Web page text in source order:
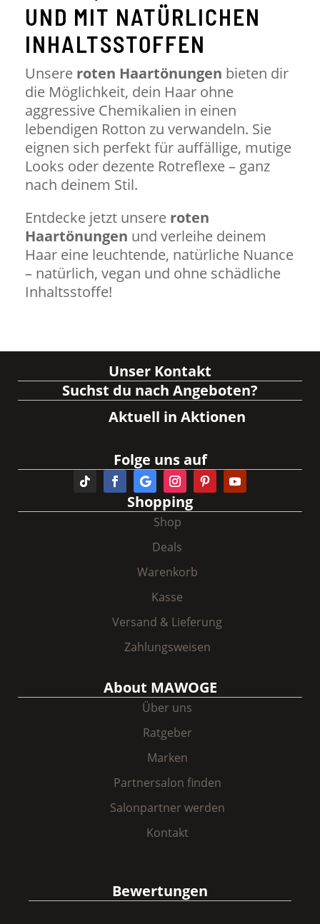
UND MIT NATÜRLICHEN
INHALTSSTOFFEN
Unsere roten Haartönungen bieten dir
die Möglichkeit, dein Haar ohne
aggressive Chemikalien in einen
lebendigen Rotton zu verwandeln. Sie
eignen sich perfekt für auffällige, mutige
Looks oder dezente Rotreflexe – ganz
nach deinem Stil.
Entdecke jetzt unsere roten
Haartönungen und verleihe deinem
Haar eine leuchtende, natürliche Nuance
– natürlich, vegan und ohne schädliche
Inhaltsstoffe!
Unser Kontakt
Suchst du nach Angeboten?
Aktuell in Aktionen
Folge uns auf
Shopping
Shop
Deals
Warenkorb
Kasse
Versand & Lieferung
Zahlungsweisen
About MAWOGE
Über uns
Ratgeber
Marken
Partnersalon finden
Salonpartner werden
Kontakt
Bewertungen